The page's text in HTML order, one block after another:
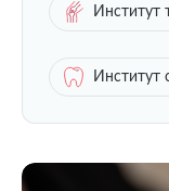
Институт
Институт